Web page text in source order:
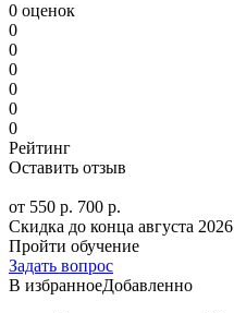
0 оценок
0
0
0
0
0
0
Рейтинг
Оставить отзыв
от 550 р. 700 р.
Скидка до конца августа 2026
Пройти обучение
Задать вопрос
В избранноеДобавленно